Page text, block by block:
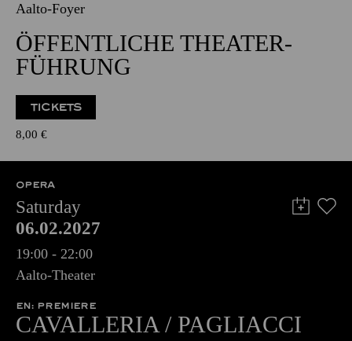
Aalto-Foyer
ÖFFENTLICHE THEATER­
FÜHRUNG
TICKETS
8,00 €
OPERA
Saturday
06.02.2027
19:00 - 22:00
Aalto-Theater
EN: PREMIERE
CAVALLERIA / PAGLIACCI